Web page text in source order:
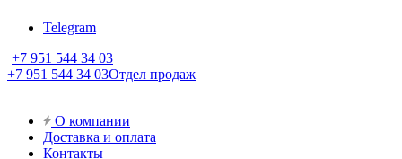
Telegram
+7 951 544 34 03
+7 951 544 34 03Отдел продаж
О компании
Доставка и оплата
Контакты